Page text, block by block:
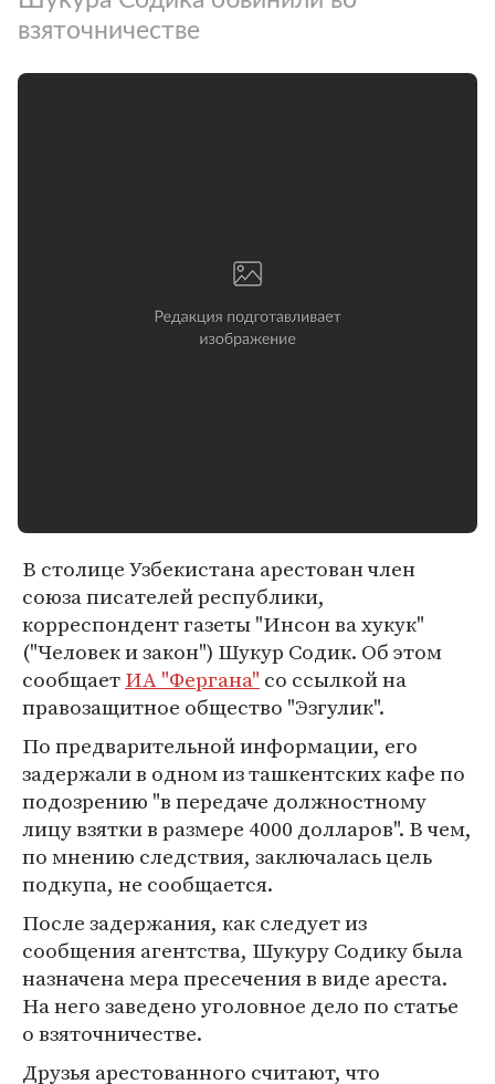
взяточничестве
В столице Узбекистана арестован член
союза писателей республики,
корреспондент газеты "Инсон ва хукук"
("Человек и закон") Шукур Содик. Об этом
сообщаетИА "Фергана" со ссылкой на
правозащитное общество "Эзгулик".
По предварительной информации, его
задержали в одном из ташкентских кафе по
подозрению "в передаче должностному
лицу взятки в размере 4000 долларов". В чем,
по мнению следствия, заключалась цель
подкупа, не сообщается.
После задержания, как следует из
сообщения агентства, Шукуру Содику была
назначена мера пресечения в виде ареста.
На него заведено уголовное дело по статье
о взяточничестве.
Друзья арестованного считают, что